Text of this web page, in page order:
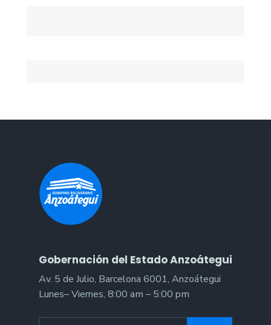
Gobernación del Estado Anzoátegui
Av. 5 de Julio, Barcelona 6001, Anzoátegui
Lunes– Viernes, 8:00 am – 5:00 pm